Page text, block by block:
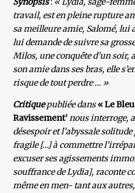
travail, est en pleine rupture
sa meilleure amie, Salomé, lui
lui demande de suivre sa
Milos, une conquête d’un soir,
son amie dans ses bras, elle
risque de tout perdre … »
Critiquepubliée dans« Le
Ravissement’nous interroge,
désespoir et l’abyssale
fragile […] à commettre
excuser ses agissements
souffrance de Lydia], raconte
même en men- tant aux